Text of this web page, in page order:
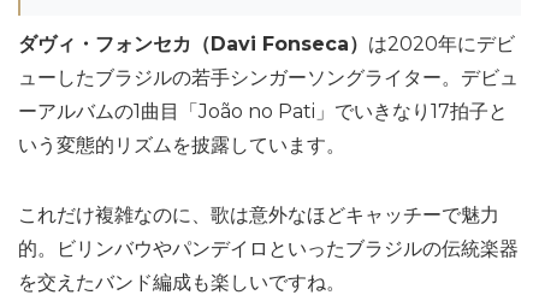
ダヴィ・フォンセカ（Davi Fonseca） は2020年にデビ
ューしたブラジルの若手シンガーソングライター。デビュ
ーアルバムの1曲目「João no Pati」でいきなり17拍子と
いう変態的リズムを披露しています。
これだけ複雑なのに、歌は意外なほどキャッチーで魅力
的。ビリンバウやパンデイロといったブラジルの伝統楽器
を交えたバンド編成も楽しいですね。